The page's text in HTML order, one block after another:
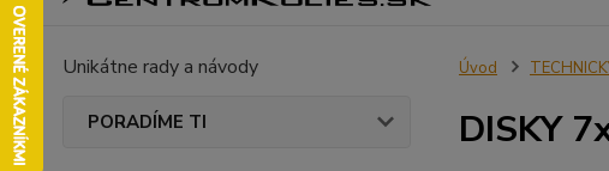
Unikátne rady a návody
PORADÍME TI
Úvod
DISKY